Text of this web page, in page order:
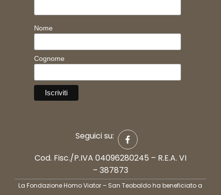
Nome
Cognome
Seguici su:
Cod. Fisc./P.IVA 04096280245 – R.E.A. VI
– 387873
La Fondazione Homo Viator – San Teobaldo ha beneficiato a